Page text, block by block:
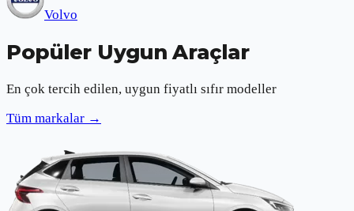
Volvo
Popüler Uygun Araçlar
En çok tercih edilen, uygun fiyatlı sıfır modeller
Tüm markalar →